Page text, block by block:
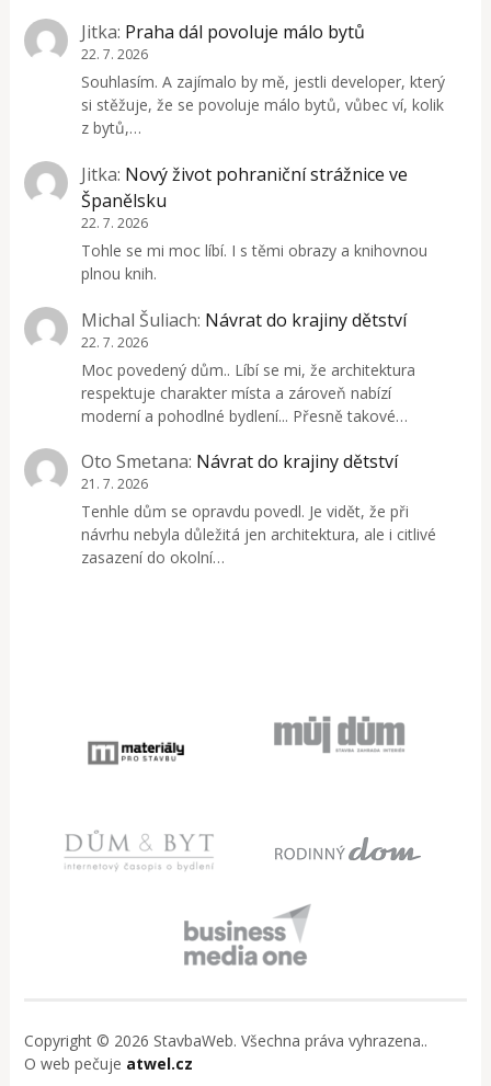
Jitka: Praha dál povoluje málo bytů
22. 7. 2026
Souhlasím. A zajímalo by mě, jestli developer, který
si stěžuje, že se povoluje málo bytů, vůbec ví, kolik
z bytů,…
Jitka: Nový život pohraniční strážnice ve
Španělsku
22. 7. 2026
Tohle se mi moc líbí. I s těmi obrazy a knihovnou
plnou knih.
Michal Šuliach: Návrat do krajiny dětství
22. 7. 2026
Moc povedený dům.. Líbí se mi, že architektura
respektuje charakter místa a zároveň nabízí
moderní a pohodlné bydlení... Přesně takové…
Oto Smetana: Návrat do krajiny dětství
21. 7. 2026
Tenhle dům se opravdu povedl. Je vidět, že při
návrhu nebyla důležitá jen architektura, ale i citlivé
zasazení do okolní…
Copyright © 2026 StavbaWeb. Všechna práva vyhrazena..
O web pečuje atwel.cz